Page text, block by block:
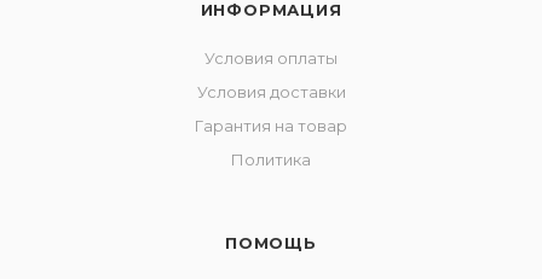
ИНФОРМАЦИЯ
Условия оплаты
Условия доставки
Гарантия на товар
Политика
ПОМОЩЬ